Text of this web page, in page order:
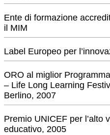
Ente di formazione
il MIM
Label Europeo per
ORO al miglior
– Life Long Learning
Berlino, 2007
Premio UNICEF per l’alto
educativo, 2005